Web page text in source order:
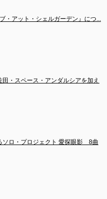
・アット・シェルガーデン』につ...
田・スペース・アンダルシアを加え
ソロ・プロジェクト 愛探眼影　8曲